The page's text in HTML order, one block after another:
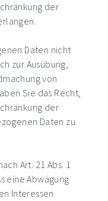
der
Daten nicht
zur Ausübung,
von
Sie das Recht,
der
Daten zu
Art. 21 Abs. 1
eine Abwägung
Interessen